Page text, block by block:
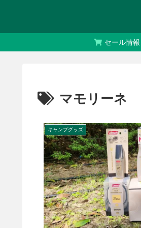
セール情報
マモリーネ
キャンプグッズ